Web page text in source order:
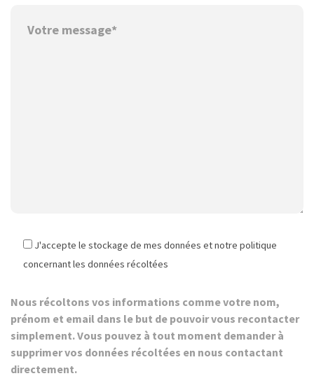
J'accepte le stockage de mes données et notre politique
concernant les données récoltées
Nous récoltons vos informations comme votre nom,
prénom et email dans le but de pouvoir vous recontacter
simplement. Vous pouvez à tout moment demander à
supprimer vos données récoltées en nous contactant
directement.